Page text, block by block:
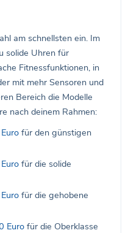
am schnellsten ein. Im
solide Uhren für
Fitnessfunktionen, in
mit mehr Sensoren und
Bereich die Modelle
nach deinem Rahmen:
für den günstigen
für die solide
für die gehobene
Euro für die Oberklasse